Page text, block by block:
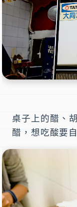
桌子上的醋、
醋，想吃酸要